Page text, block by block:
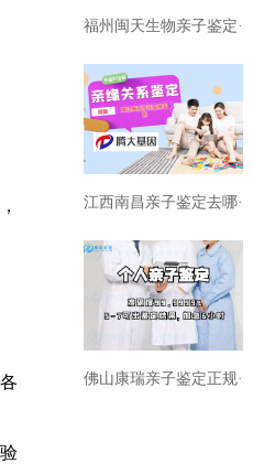
福州闽天生物亲子鉴定···
江西南昌亲子鉴定去哪···
佛山康瑞亲子鉴定正规···